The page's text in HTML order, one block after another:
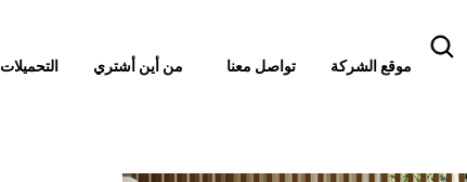
التحميلات من أين أشتري تواصل معنا موقع الشركة